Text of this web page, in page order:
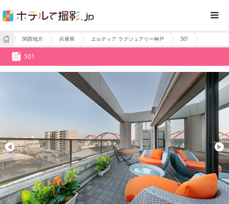
関西地方 兵庫県 エルディア ラグジュアリー神戸 501
501